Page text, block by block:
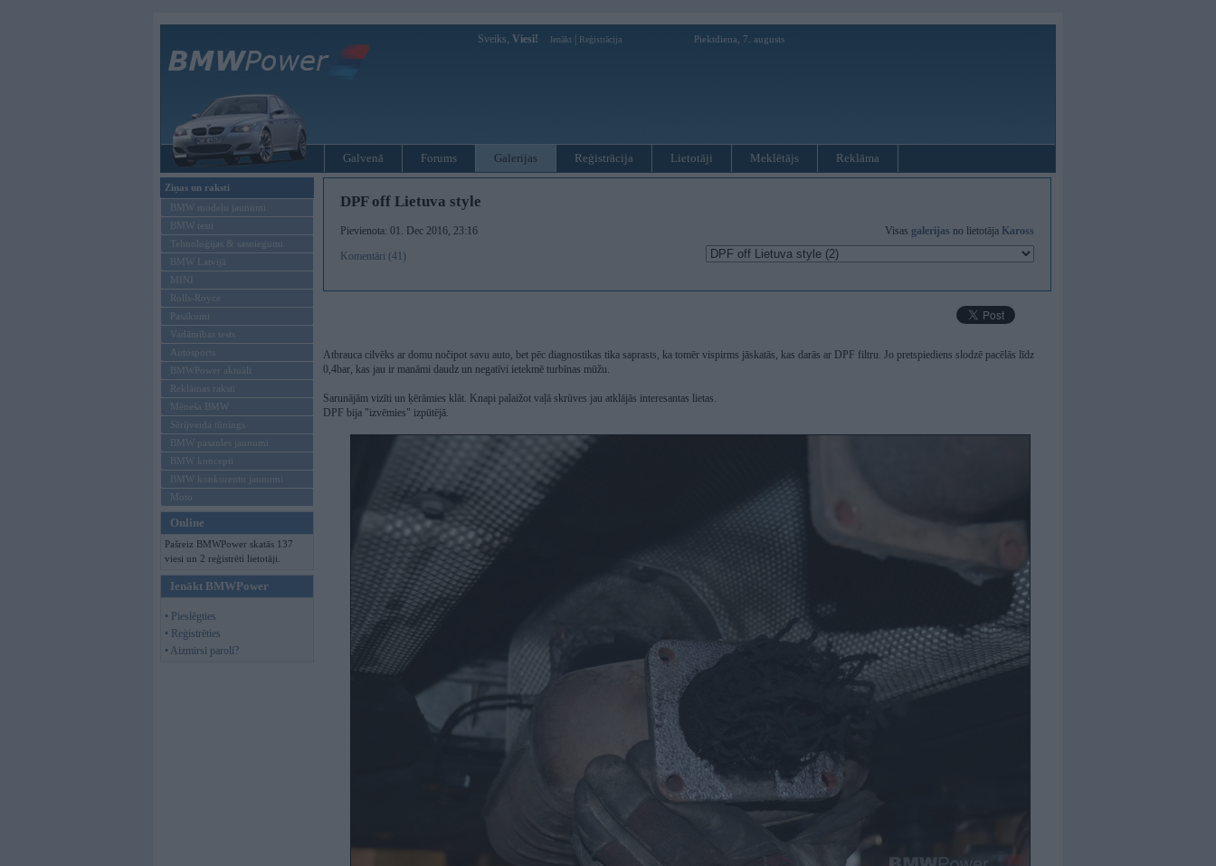
Sveiks, Viesi! Ienākt Reģistrācija Piektdiena, 7. augusts
Galvenā Forums Galerijas Reģistrācija Lietotāji Meklētājs Reklāma
Ziņas un raksti
BMW modeļu jaunumi
BMW testi
Tehnoloģijas & sasniegumi
BMW Latvijā
MINI
Rolls-Royce
Pasākumi
Vadāmības tests
Autosports
BMWPower aktuāli
Reklāmas raksti
Mēneša BMW
Sērijveida tūnings
BMW pasaules jaunumi
BMW koncepti
BMW konkurentu jaunumi
Moto
Online
Pašreiz BMWPower skatās 137
viesi un 2 reģistrēti lietotāji.
Ienākt BMWPower
• Pieslēgties
• Reģistrēties
• Aizmirsi paroli?
DPF off Lietuva style
Pievienota: 01. Dec 2016, 23:16
Komentāri (41)
Visas galerijas no lietotāja Kaross
Atbrauca cilvēks ar domu nočipot savu auto, bet pēc diagnostikas tika saprasts, ka tomēr vispirms jāskatās, kas darās ar DPF filtru. Jo pretspiediens slodzē pacēlās līdz
0,4bar, kas jau ir manāmi daudz un negatīvi ietekmē turbīnas mūžu.
Sarunājām vizīti un ķērāmies klāt. Knapi palaižot vaļā skrūves jau atklājās interesantas lietas.
DPF bija "izvēmies" izpūtējā.